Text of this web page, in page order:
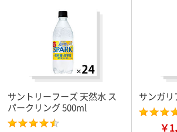
サントリーフーズ 天然水 ス
パークリング 500ml
サンガリ
￥